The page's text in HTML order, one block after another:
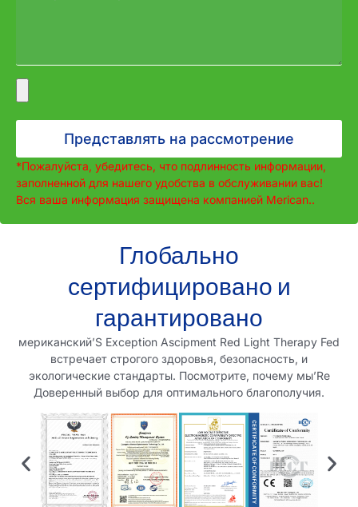
Представлять на рассмотрение
*Пожалуйста, убедитесь, что подлинность информации,
заполненной для нашего удобства в обслуживании вас!
Вся ваша информация защищена компанией Merican..
Глобально
сертифицировано и
гарантировано
мериканский’S Exception Ascipment Red Light Therapy Fed
встречает строгого здоровья, безопасность, и
экологические стандарты. Посмотрите, почему мы’Re
Доверенный выбор для оптимального благополучия.